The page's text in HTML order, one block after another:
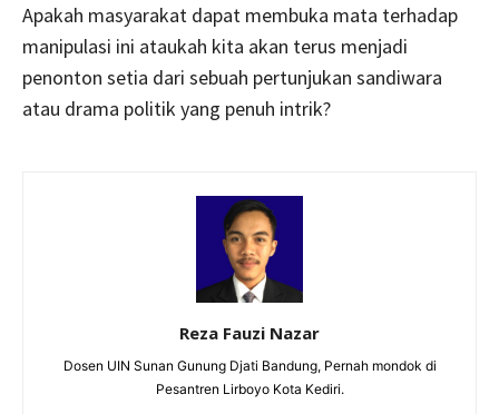
Apakah masyarakat dapat membuka mata terhadap
manipulasi ini ataukah kita akan terus menjadi
penonton setia dari sebuah pertunjukan sandiwara
atau drama politik yang penuh intrik?
Reza Fauzi Nazar
Dosen UIN Sunan Gunung Djati Bandung, Pernah mondok di
Pesantren Lirboyo Kota Kediri.